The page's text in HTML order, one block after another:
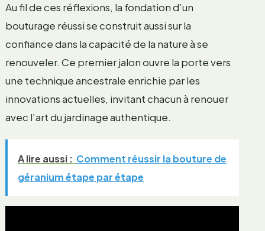
Au fil de ces réflexions, la fondation d’un
bouturage réussi se construit aussi sur la
confiance dans la capacité de la nature à se
renouveler. Ce premier jalon ouvre la porte vers
une technique ancestrale enrichie par les
innovations actuelles, invitant chacun à renouer
avec l’art du jardinage authentique.
A lire aussi : Comment réussir la bouture de
géranium étape par étape